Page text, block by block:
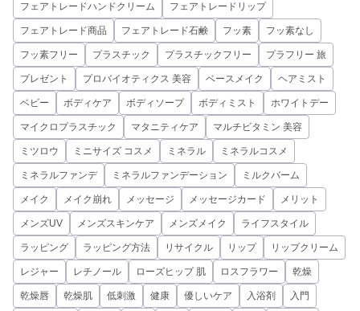
フェアトレードハンドクリーム フェアトレードリップ
フェアトレード商品 フェアトレード石鹸 フッ素 フッ素なし
フッ素フリー プラスチック プラスチックフリー プラフリー 旅
プレゼント プロバイオティクス 美容 ベースメイク ヘアミスト
ベビー ボディケア ボディソープ ボディミスト ホワイトデー
マイクロプラスチック マタニティケア マルチビタミン 美容
ミツロウ ミニサイズ コスメ ミネラル ミネラルコスメ
ミネラルファンデ ミネラルファンデーション ミルクバーム
メイク メイク崩れ メッセージ メッセージカード メリット
メンズUV メンズスキンケア メンズメイク ライフスタイル
ラッピング ラッピング方法 リサイクル リップ リップクリーム
レジャー レチノール ローズヒップ 肌 ロスフラワー 乾燥
乾燥唇 乾燥肌 低刺激 健康 優しいケア 入浴剤 入門